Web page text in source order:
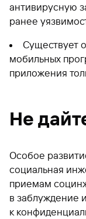
антивирусную
ранее
Существует
мобильных
приложения
Не
Особое
социальная
приемам
в заблуждение
к